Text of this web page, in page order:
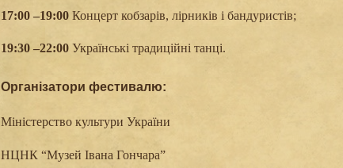
17:00 –19:00 Концерт кобзарів, лірників і бандуристів;
19:30 –22:00 Українські традиційні танці.
Організатори фестивалю:
Міністерство культури України
НЦНК “Музей Івана Гончара”